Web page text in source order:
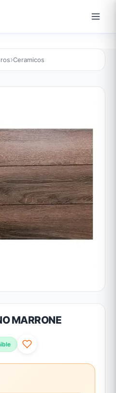
›Ceramicos
MARRONE